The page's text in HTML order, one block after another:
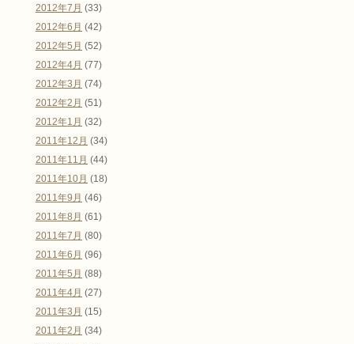
2012年7月 (33)
2012年6月 (42)
2012年5月 (52)
2012年4月 (77)
2012年3月 (74)
2012年2月 (51)
2012年1月 (32)
2011年12月 (34)
2011年11月 (44)
2011年10月 (18)
2011年9月 (46)
2011年8月 (61)
2011年7月 (80)
2011年6月 (96)
2011年5月 (88)
2011年4月 (27)
2011年3月 (15)
2011年2月 (34)